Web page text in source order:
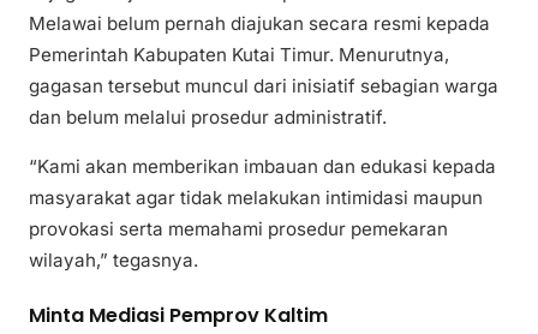
Melawai belum pernah diajukan secara resmi kepada
Pemerintah Kabupaten Kutai Timur. Menurutnya,
gagasan tersebut muncul dari inisiatif sebagian warga
dan belum melalui prosedur administratif.
“Kami akan memberikan imbauan dan edukasi kepada
masyarakat agar tidak melakukan intimidasi maupun
provokasi serta memahami prosedur pemekaran
wilayah,” tegasnya.
Minta Mediasi Pemprov Kaltim